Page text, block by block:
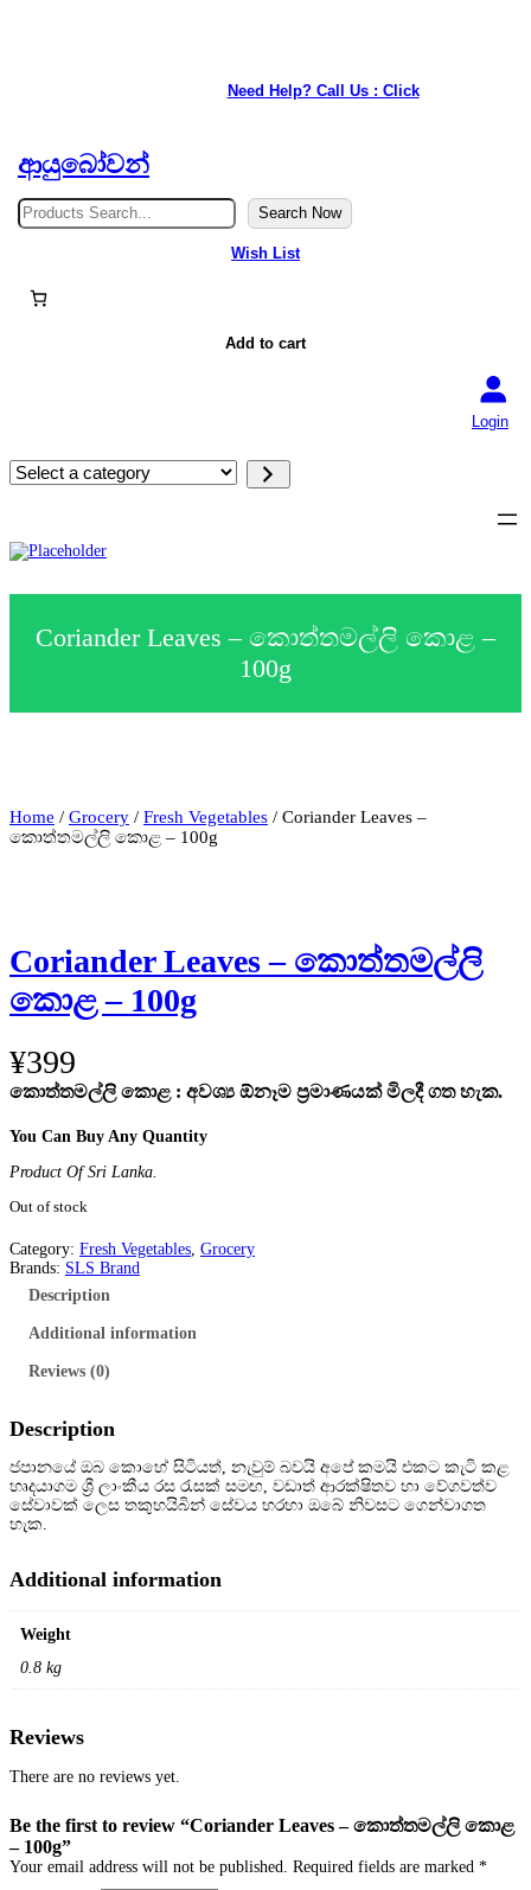
Need Help? Call Us : Click
ආයුබෝවන්
S
e
Search Now
Wish List
Add to cart
Login
S
e
c
t
r
Coriander Leaves – කොත්තමල්ලි කොළ –
100g
Home / Grocery / Fresh Vegetables / Coriander Leaves –
කොත්තමල්ලි කොළ – 100g
Coriander Leaves – කොත්තමල්ලි
කොළ – 100g
¥399
කොත්තමල්ලි කොළ : අවශ්‍ය ඕනෑම ප්‍රමාණයක් මිලදී ගත හැක.
You Can Buy Any Quantity
Product Of Sri Lanka.
Out of stock
Category: Fresh Vegetables Grocery
Brands: SLS Brand
Description
Additional information
Reviews (0)
Description
ජපානයේ ඔබ කොහේ සිටියත්, නැවුම් බවයි අපේ කමයි එකට කැටි කළ
හෘදයාගම ශ් රී ලාංකීය රස රැසක් සමඟ, වඩාත් ආරක්ෂිතව හා වේගවත්ව
සේවාවක් ලෙස තකුහයිබින් සේවය හරහා ඔබේ නිවසට ගෙන්වාගත
හැක.
Additional information
Weight
0.8 kg
Reviews
There are no reviews yet.
Be the first to review “Coriander Leaves – කොත්තමල්ලි කොළ
– 100g”
Your email address will not be published. Required fields are marked *